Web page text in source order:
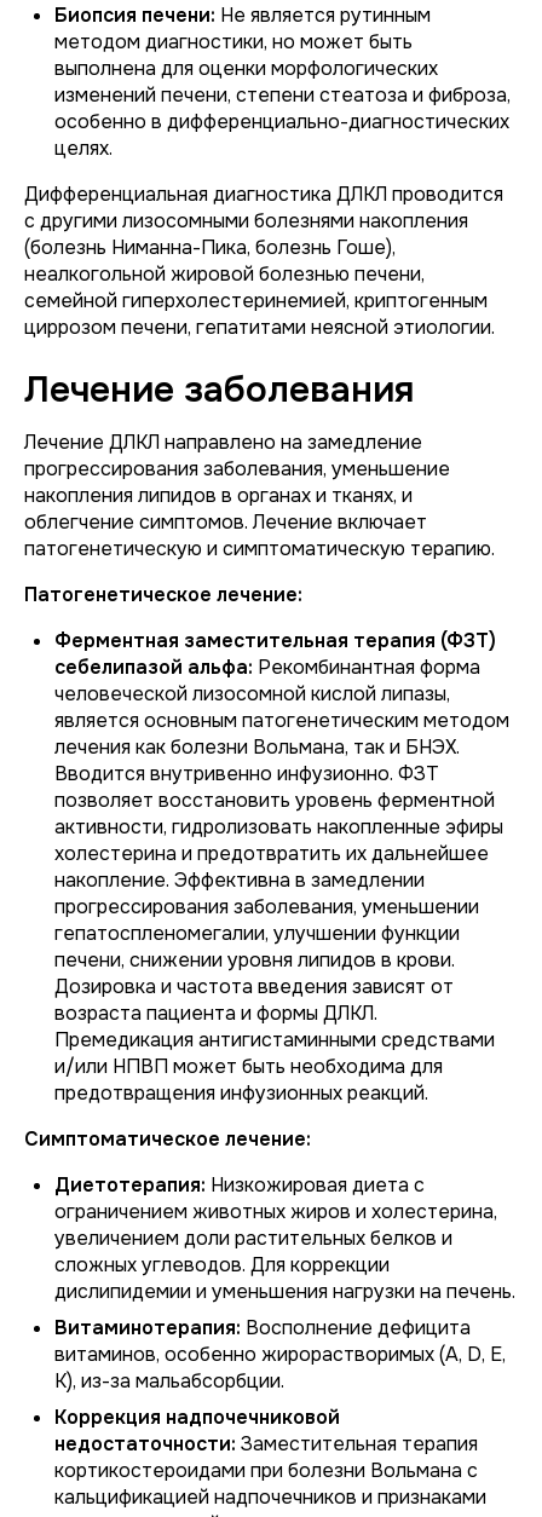
Биопсия печени: Не является рутинным
методом диагностики, но может быть
выполнена для оценки морфологических
изменений печени, степени стеатоза и фиброза,
особенно в дифференциально-диагностических
целях.
Дифференциальная диагностика ДЛКЛ проводится
с другими лизосомными болезнями накопления
(болезнь Ниманна-Пика, болезнь Гоше),
неалкогольной жировой болезнью печени,
семейной гиперхолестеринемией, криптогенным
циррозом печени, гепатитами неясной этиологии.
Лечение заболевания
Лечение ДЛКЛ направлено на замедление
прогрессирования заболевания, уменьшение
накопления липидов в органах и тканях, и
облегчение симптомов. Лечение включает
патогенетическую и симптоматическую терапию.
Патогенетическое лечение:
Ферментная заместительная терапия (ФЗТ)
себелипазой альфа: Рекомбинантная форма
человеческой лизосомной кислой липазы,
является основным патогенетическим методом
лечения как болезни Вольмана, так и БНЭХ.
Вводится внутривенно инфузионно. ФЗТ
позволяет восстановить уровень ферментной
активности, гидролизовать накопленные эфиры
холестерина и предотвратить их дальнейшее
накопление. Эффективна в замедлении
прогрессирования заболевания, уменьшении
гепатоспленомегалии, улучшении функции
печени, снижении уровня липидов в крови.
Дозировка и частота введения зависят от
возраста пациента и формы ДЛКЛ.
Премедикация антигистаминными средствами
и/или НПВП может быть необходима для
предотвращения инфузионных реакций.
Симптоматическое лечение:
Диетотерапия: Низкожировая диета с
ограничением животных жиров и холестерина,
увеличением доли растительных белков и
сложных углеводов. Для коррекции
дислипидемии и уменьшения нагрузки на печень.
Витаминотерапия: Восполнение дефицита
витаминов, особенно жирорастворимых (A, D, E,
K), из-за мальабсорбции.
Коррекция надпочечниковой
недостаточности: Заместительная терапия
кортикостероидами при болезни Вольмана с
кальцификацией надпочечников и признаками